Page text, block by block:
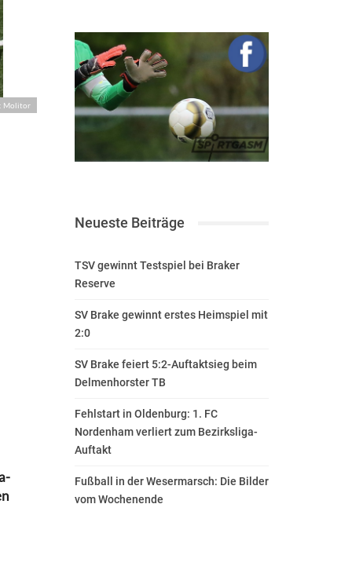
Molitor
Neueste Beiträge
TSV gewinnt Testspiel bei Braker
Reserve
SV Brake gewinnt erstes Heimspiel mit
2:0
SV Brake feiert 5:2-Auftaktsieg beim
Delmenhorster TB
Fehlstart in Oldenburg: 1. FC
Nordenham verliert zum Bezirksliga-
Auftakt
Fußball in der Wesermarsch: Die Bilder
vom Wochenende